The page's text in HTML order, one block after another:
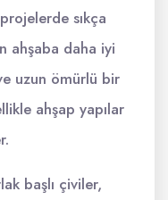
sıkça
ahşaba daha iyi
uzun ömürlü bir
ahşap yapılar
başlı çiviler,